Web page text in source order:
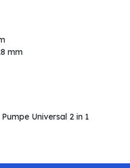
mm
Universal 2 in 1